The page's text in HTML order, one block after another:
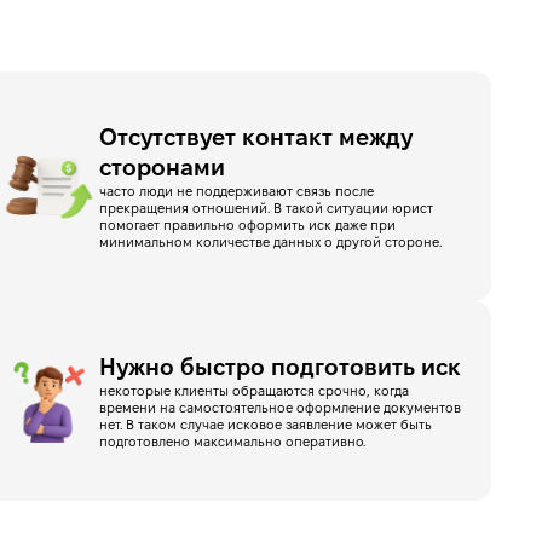
Отсутствует контакт между
сторонами
часто люди не поддерживают связь после
прекращения отношений. В такой ситуации юрист
помогает правильно оформить иск даже при
минимальном количестве данных о другой стороне.
Нужно быстро подготовить иск
некоторые клиенты обращаются срочно, когда
времени на самостоятельное оформление документов
нет. В таком случае исковое заявление может быть
подготовлено максимально оперативно.